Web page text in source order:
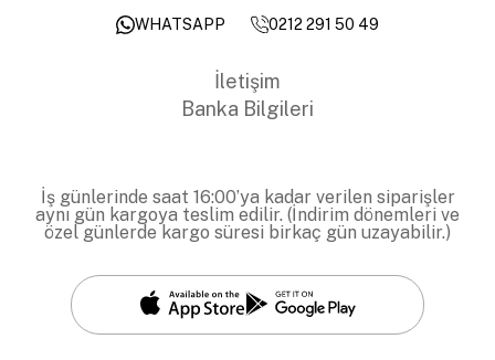
WHATSAPP
0212 291 50 49
İletişim
Banka Bilgileri
İş günlerinde saat 16:00’ya kadar verilen siparişler
aynı gün kargoya teslim edilir. (İndirim dönemleri ve
özel günlerde kargo süresi birkaç gün uzayabilir.)